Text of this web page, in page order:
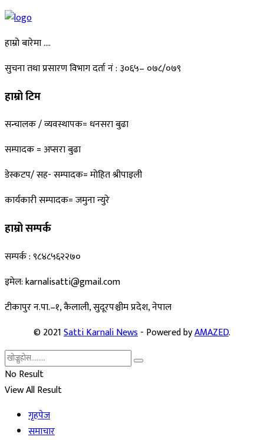
हाम्रो बारेमा ….
सुचना तथा प्रसारण विभाग दर्ता नं : ३०६५– ०७८/०७९
हाम्रो टिम
सन्चालक / व्यवस्थापक= धनसरा बुढा
सम्पादक = अप्सरा बुढा
डेस्कटप/ सह- सम्पादक= माेहित श्रीपाइली
कार्यकारी सम्पादक= जमुना न्युरे
हाम्रो सम्पर्क
सम्पर्क : ९८४८५६२२७०
इमेल: karnalisatti@gmail.com
टीकापुर न.पा.–१, कैलाली, सुदूरपश्चीम प्रदेश, नेपाल
© 2021Satti Karnali News- Powered byAMAZED.
No Result
View All Result
गृहपेज
समाचार